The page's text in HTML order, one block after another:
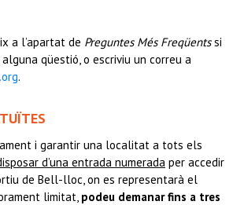
a l’apartat de Preguntes Més Freqüentssi
qüestió, o escriviu un correu a
.
i garantir una localitat a tots els
d’una entrada numerada per accedir
de Bell-lloc, on es representarà el
limitat, podeu demanar fins a tres